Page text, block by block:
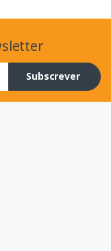
Subscrever